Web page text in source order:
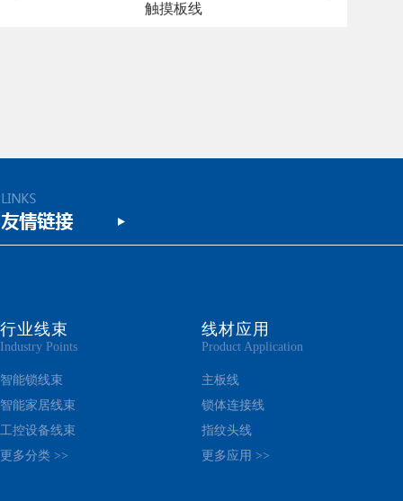
触摸板线
行业线束
Industry Points
智能锁线束
智能家居线束
工控设备线束
更多分类 >>
线材应用
Product Application
主板线
锁体连接线
指纹头线
更多应用 >>